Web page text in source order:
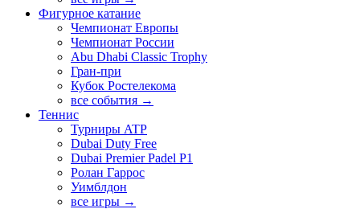
Фигурное катание
Чемпионат Европы
Чемпионат России
Abu Dhabi Classic Trophy
Гран-при
Кубок Ростелекома
все события →
Теннис
Турниры ATP
Dubai Duty Free
Dubai Premier Padel P1
Ролан Гаррос
Уимблдон
все игры →